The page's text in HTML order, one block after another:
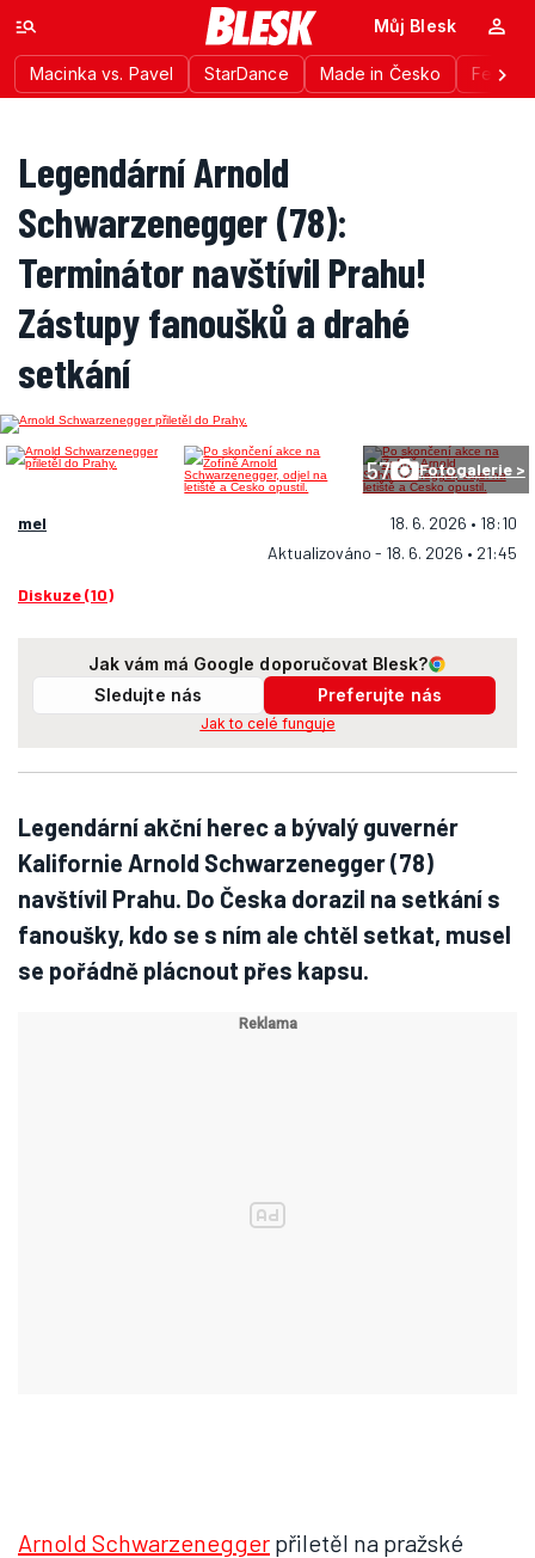
Macinka vs. Pavel StarDance Made in Česko
Můj Blesk
Legendární Arnold
Schwarzenegger (78):
Terminátor navštívil Prahu!
Zástupy fanoušků a drahé
setkání
57 Fotogalerie >
mel
18. 6. 2026 • 18:10
Aktualizováno - 18. 6. 2026 • 21:45
Diskuze (10)
Jak vám má Google doporučovat Blesk?
Sledujte nás
Preferujte nás
Jak to celé funguje
Legendární akční herec a bývalý guvernér
Kalifornie Arnold Schwarzenegger (78)
navštívil Prahu. Do Česka dorazil na setkání s
fanoušky, kdo se s ním ale chtěl setkat, musel
se pořádně plácnout přes kapsu.
Arnold Schwarzenegger přiletěl na pražské